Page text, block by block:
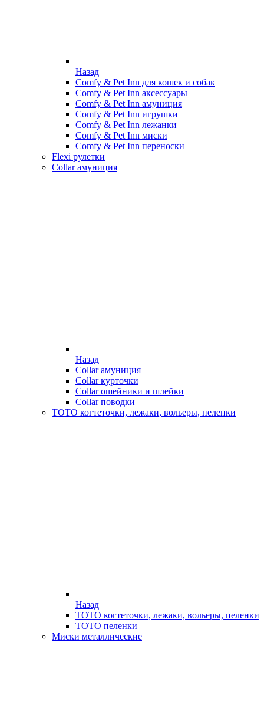
Назад
Comfy & Pet Inn для кошек и собак
Comfy & Pet Inn аксессуары
Comfy & Pet Inn амуниция
Comfy & Pet Inn игрушки
Comfy & Pet Inn лежанки
Comfy & Pet Inn миски
Comfy & Pet Inn переноски
Flexi рулетки
Collar амуниция
Назад
Collar амуниция
Collar курточки
Collar ошейники и шлейки
Collar поводки
ТОТО когтеточки, лежаки, вольеры, пеленки
Назад
ТОТО когтеточки, лежаки, вольеры, пеленки
ТОТО пеленки
Миски металлические